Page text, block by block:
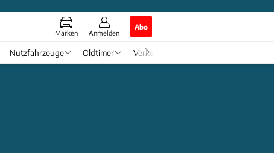
Marken Anmelden
Abo
Nutzfahrzeuge Oldtimer Verkehr